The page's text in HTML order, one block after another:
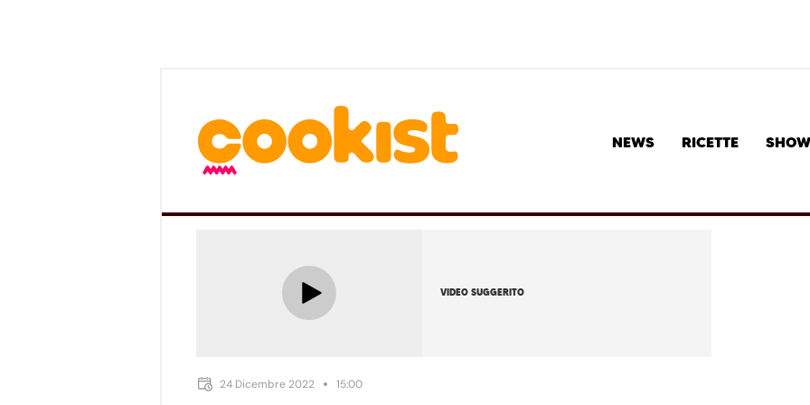
NEWS RICETTE SHOW
VIDEO SUGGERITO
24 Dicembre 2022 15:00